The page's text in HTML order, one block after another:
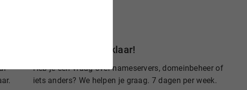
Wij staan voor je klaar!
Heb je een vraag over nameservers, domeinbeheer of
iets anders? We helpen je graag. 7 dagen per week.